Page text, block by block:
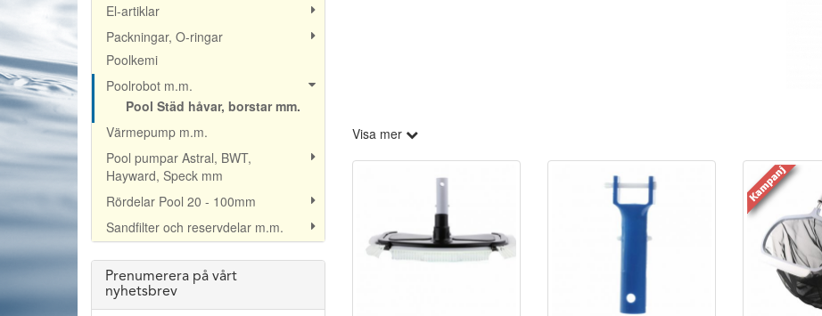
El-artiklar
Packningar, O-ringar
Poolkemi
Poolrobot m.m.
Pool Städ håvar, borstar mm.
Värmepump m.m.
Pool pumpar Astral, BWT,
Hayward, Speck mm
Rördelar Pool 20 - 100mm
Sandfilter och reservdelar m.m.
Prenumerera på vårt
nyhetsbrev
Visa mer